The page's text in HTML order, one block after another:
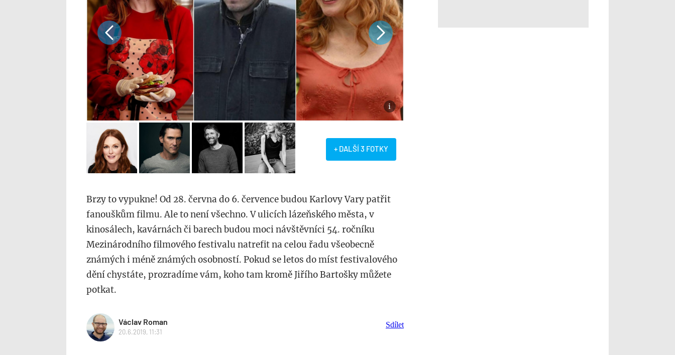
+ DALŠÍ 3 FOTKY
Brzy to vypukne! Od 28. června do 6. července budou Karlovy Vary patřit
fanouškům filmu. Ale to není všechno. V ulicích lázeňského města, v
kinosálech, kavárnách či barech budou moci návštěvníci 54. ročníku
Mezinárodního filmového festivalu natrefit na celou řadu všeobecně
známých i méně známých osobností. Pokud se letos do míst festivalového
dění chystáte, prozradíme vám, koho tam kromě Jiřího Bartošky můžete
potkat.
Václav Roman
20.6.2019, 11:31
Sdílet